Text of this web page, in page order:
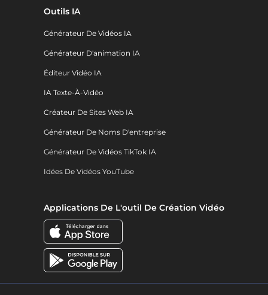
Outils IA
Générateur De Vidéos IA
Générateur D'animation IA
Éditeur Vidéo IA
IA Texte-À-Vidéo
Créateur De Sites Web IA
Générateur De Noms D'entreprise
Générateur De Vidéos TikTok IA
Idées De Vidéos YouTube
Applications De L'outil De Création Vidéo